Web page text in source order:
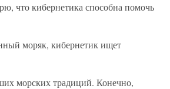
что кибернетика способна помочь
моряк, кибернетик ищет
морских традиций. Конечно,